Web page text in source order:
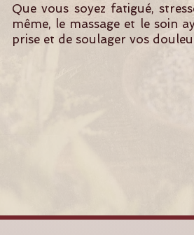
Que vous soyez fatigué,
même, le massage et le soin
prise et de soulager vos